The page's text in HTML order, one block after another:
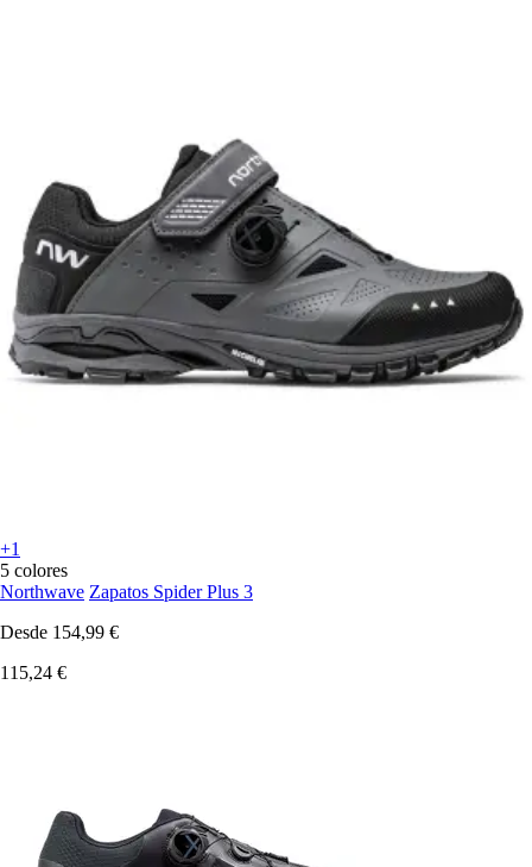
+1
5 colores
Northwave Zapatos Spider Plus 3
Desde 154,99 €
115,24 €